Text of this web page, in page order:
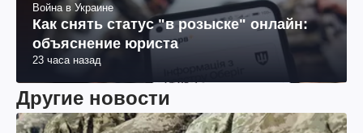
Война в Украине
Как снять статус "в розыске" онлайн:
объяснение юриста
23 часа назад
Другие новости